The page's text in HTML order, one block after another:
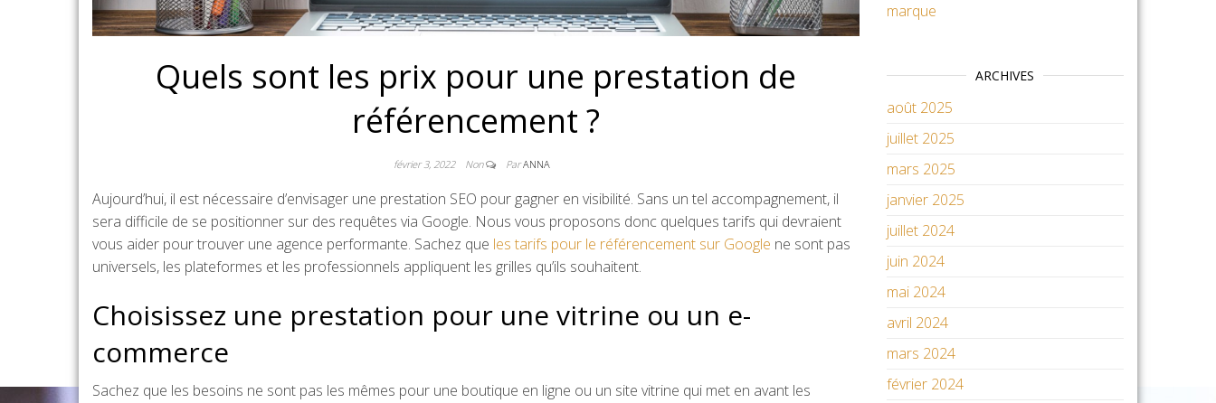
Quels sont les prix pour une prestation de
référencement ?
février 3, 2022 Non ParANNA
Aujourd’hui, il est nécessaire d’envisager une prestation SEO pour gagner en visibilité. Sans un tel accompagnement, il
sera difficile de se positionner sur des requêtes via Google. Nous vous proposons donc quelques tarifs qui devraient
vous aider pour trouver une agence performante. Sachez que les tarifs pour le référencement sur Google ne sont pas
universels, les plateformes et les professionnels appliquent les grilles qu’ils souhaitent.
Choisissez une prestation pour une vitrine ou un e-
commerce
Sachez que les besoins ne sont pas les mêmes pour une boutique en ligne ou un site vitrine qui met en avant les
marque
ARCHIVES
août 2025
juillet 2025
mars 2025
janvier 2025
juillet 2024
juin 2024
mai 2024
avril 2024
mars 2024
février 2024